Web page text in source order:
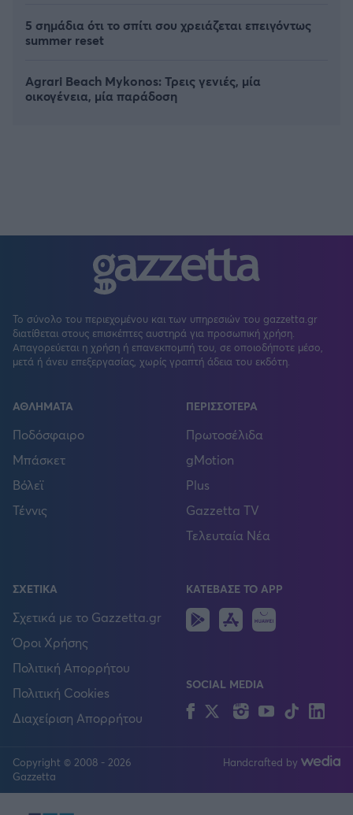
5 σημάδια ότι το σπίτι σου χρειάζεται επειγόντως
summer reset
Agrari Beach Mykonos: Τρεις γενιές, μία
οικογένεια, μία παράδοση
Το σύνολο του περιεχομένου και των υπηρεσιών του gazzetta.gr
διατίθεται στους επισκέπτες αυστηρά για προσωπική χρήση.
Απαγορεύεται η χρήση ή επανεκπομπή του, σε οποιοδήποτε μέσο,
μετά ή άνευ επεξεργασίας, χωρίς γραπτή άδεια του εκδότη.
ΑΘΛΗΜΑΤΑ
Ποδόσφαιρο
Μπάσκετ
Βόλεϊ
Τέννις
ΠΕΡΙΣΣΟΤΕΡΑ
Πρωτοσέλιδα
gMotion
Plus
Gazzetta TV
Τελευταία Νέα
ΣΧΕΤΙΚΑ
Σχετικά με το Gazzetta.gr
Όροι Χρήσης
Πολιτική Απορρήτου
Πολιτική Cookies
Διαχείριση Απορρήτου
ΚΑΤΕΒΑΣΕ ΤΟ APP
Android
IOS
SOCIAL MEDIA
FacebookTwitterInstagram
YouTubeTikTok
Copyright © 2008 - 2026
Gazzetta
Handcrafted by